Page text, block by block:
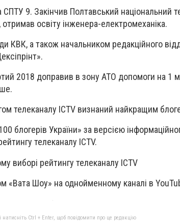
9. Закінчив Полтавський національний
освіту інженера-електромеханіка.
КВК, а також начальником редакційного
2018 доправив в зону АТО допомоги на 1
телеканалу ICTV визнаний найкращим
блогерів України» за версією
телеканалу ICTV.
виборі рейтингу телеканалу ICTV
«Вата Шоу» на однойменному каналі в
Ctrl + Enter, щоб повідомити про це редакцію